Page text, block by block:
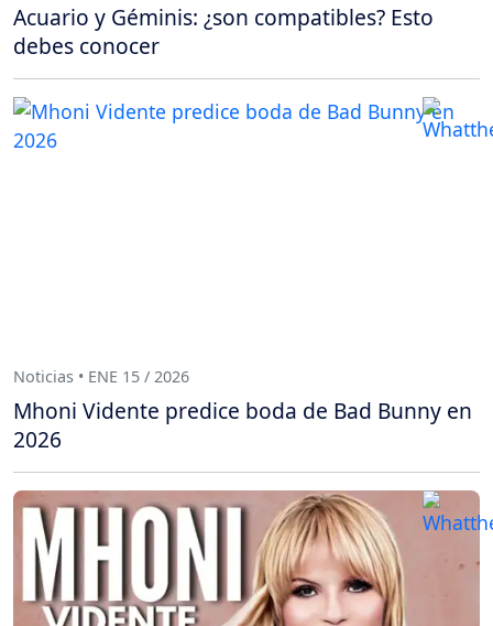
Acuario y Géminis: ¿son compatibles? Esto
debes conocer
Noticias • ENE 15 / 2026
Mhoni Vidente predice boda de Bad Bunny en
2026